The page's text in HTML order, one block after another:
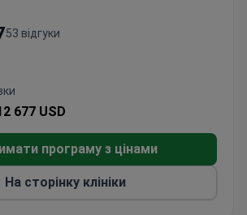
підтримка для
рогівки
53 відгуки
677 USD
програму з цінами
На сторінку клініки